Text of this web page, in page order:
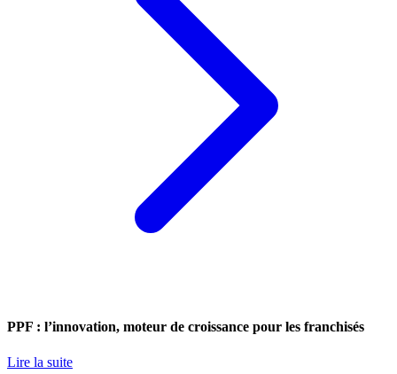
PPF : l’innovation, moteur de croissance pour les franchisés
Lire la suite